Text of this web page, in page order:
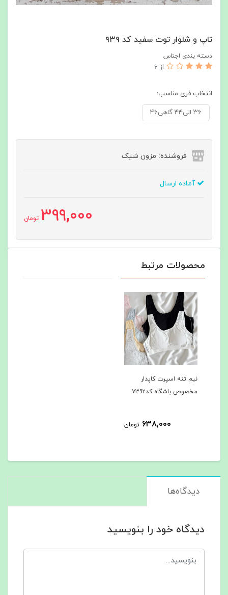
تاپ و شلوار توت سفید کد ۹۳۹
دسته بندی اجناس
از 6
انتخاب فری مناسب:
۳۶ الی۴۴ گاهی۴۶
فروشنده: مزون شیک
آماده ارسال
399,000 تومان
محصولات مرتبط
نیم تنه اسپرت کاپدار
مخصوص باشگاه کد۷۳۹۲
638,000 تومان
دیدگاه‌ها
دیدگاه خود را بنویسید